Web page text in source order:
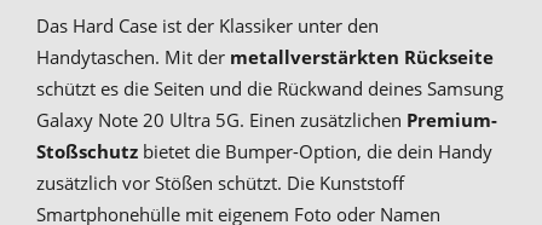
Das Hard Case ist der Klassiker unter den
Handytaschen. Mit der metallverstärkten Rückseite
schützt es die Seiten und die Rückwand deines Samsung
Galaxy Note 20 Ultra 5G. Einen zusätzlichen Premium-
Stoßschutz bietet die Bumper-Option, die dein Handy
zusätzlich vor Stößen schützt. Die Kunststoff
Smartphonehülle mit eigenem Foto oder Namen